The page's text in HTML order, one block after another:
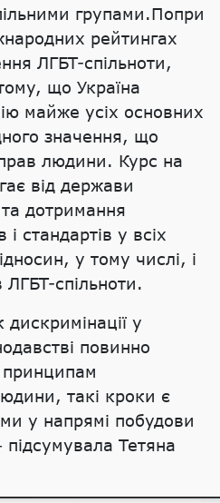
групами.Попри
рейтингах
ЛГБТ-спільноти,
що Україна
майже усіх основних
значення, що
людини. Курс на
від держави
та дотримання
стандартів у всіх
у тому числі, і
спільноти.
у
повинно
принципам
такі кроки є
у напрямі побудови
Тетяна